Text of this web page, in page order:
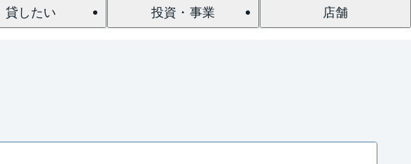
貸したい 投資・事業 店舗